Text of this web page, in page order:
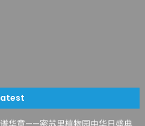
与钢琴家Darek演绎一场古筝
华章——密苏里植物园中华日盛典